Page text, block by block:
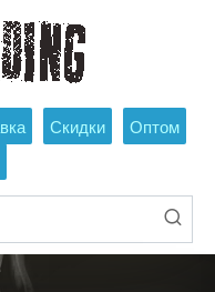
Скидки
Оптом